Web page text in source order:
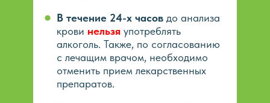
В течение 24-х часов до анализа
крови нельзя употреблять
алкоголь. Также, по согласованию
с лечащим врачом, необходимо
отменить прием лекарственных
препаратов.